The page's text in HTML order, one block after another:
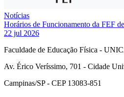
Notícias
Horários de Funcionamento da FEF
22 jul 2026
Faculdade de Educação Física -
Av. Érico Veríssimo, 701 - Cidade
Campinas/SP - CEP 13083-851